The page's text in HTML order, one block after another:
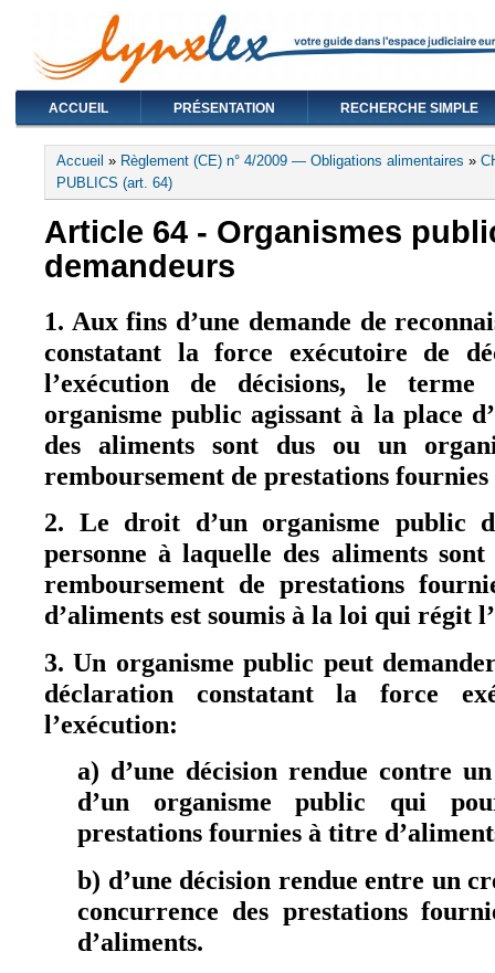
ACCUEIL PRÉSENTATION RECHERCHE SIMPLE
Vous êtes ici
Accueil » Règlement (CE) n° 4/2009 — Obligations alimentaires »
PUBLICS (art. 64)
Article 64 - Organismes
demandeurs
1. Aux fins d’une demande de
constatant la force exécutoire de
l’exécution de décisions, le
organisme public agissant à la place
des aliments sont dus ou un
remboursement de prestations
2. Le droit d’un organisme public
personne à laquelle des aliments
remboursement de prestations
d’aliments est soumis à la loi qui régit
3. Un organisme public peut
déclaration constatant la force
l’exécution:
a) d’une décision rendue contre
d’un organisme public qui
prestations fournies à titre
b) d’une décision rendue entre un
concurrence des prestations
d’aliments.